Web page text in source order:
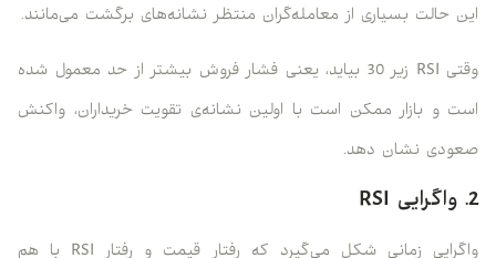
این حالت بسیاری از معامله‌گران منتظر نشانه‌های برگشت می‌مانند.
وقتی RSI زیر 30 بیاید، یعنی فشار فروش بیشتر از حد معمول شده
است و بازار ممکن است با اولین نشانه‌ی تقویت خریداران، واکنش
صعودی نشان دهد.
2. واگرایی RSI
واگرایی زمانی شکل می‌گیرد که رفتار قیمت و رفتار RSI با هم